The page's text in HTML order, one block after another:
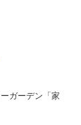
ガーデン「家